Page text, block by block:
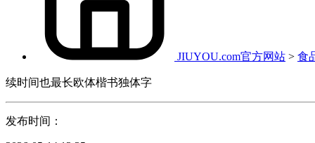
JIUYOU.com官方网站 > 食
续时间也最长欧体楷书独体字
发布时间：